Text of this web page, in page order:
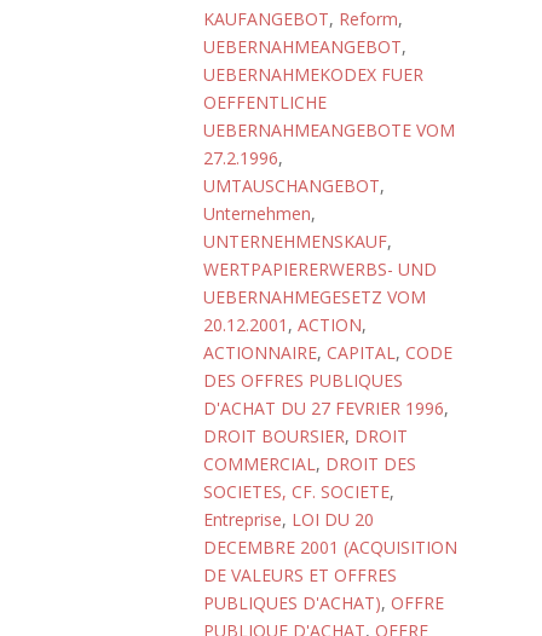
KAUFANGEBOT, Reform,
UEBERNAHMEANGEBOT,
UEBERNAHMEKODEX FUER
OEFFENTLICHE
UEBERNAHMEANGEBOTE VOM
27.2.1996,
UMTAUSCHANGEBOT,
Unternehmen,
UNTERNEHMENSKAUF,
WERTPAPIERERWERBS- UND
UEBERNAHMEGESETZ VOM
20.12.2001 , ACTION,
ACTIONNAIRE, CAPITAL, CODE
DES OFFRES PUBLIQUES
D'ACHAT DU 27 FEVRIER 1996,
DROIT BOURSIER, DROIT
COMMERCIAL, DROIT DES
SOCIETES, CF. SOCIETE,
Entreprise, LOI DU 20
DECEMBRE 2001 (ACQUISITION
DE VALEURS ET OFFRES
PUBLIQUES D'ACHAT), OFFRE
PUBLIQUE D'ACHAT, OFFRE